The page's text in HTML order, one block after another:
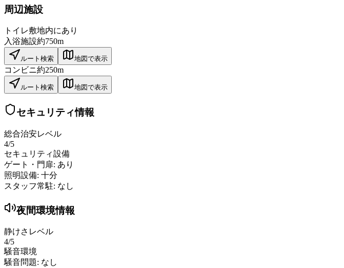
周辺施設
トイレ敷地内にあり
入浴施設約750m
ルート検索 地図で表示
コンビニ約250m
ルート検索 地図で表示
セキュリティ情報
総合治安レベル
4/5
セキュリティ設備
ゲート・門扉: あり
照明設備: 十分
スタッフ常駐: なし
夜間環境情報
静けさレベル
4/5
騒音環境
騒音問題: なし